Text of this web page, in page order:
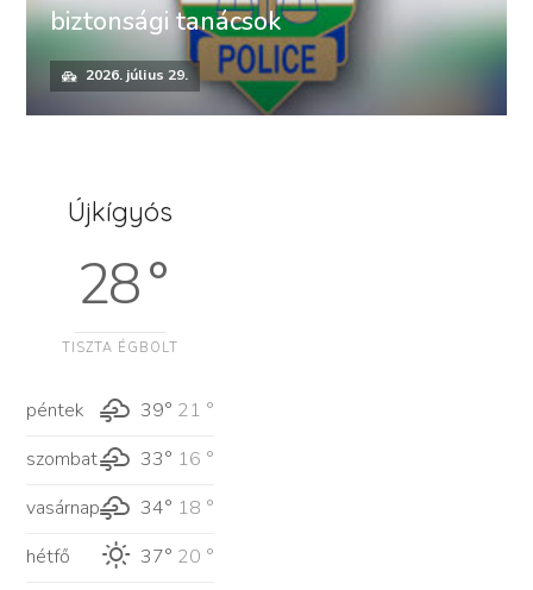
biztonsági tanácsok
2026. július 29.
Újkígyós
28 °
TISZTA ÉGBOLT
péntek 39° 21 °
szombat
33° 16 °
vasárnap
34° 18 °
hétfő
37° 20 °